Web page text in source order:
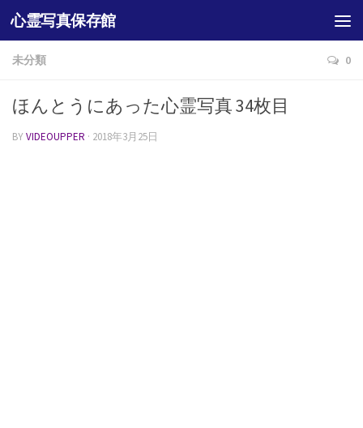
心霊写真保存館
未分類 0
ほんとうにあった心霊写真 34枚目
BYVIDEOUPPER · 2018年3月25日